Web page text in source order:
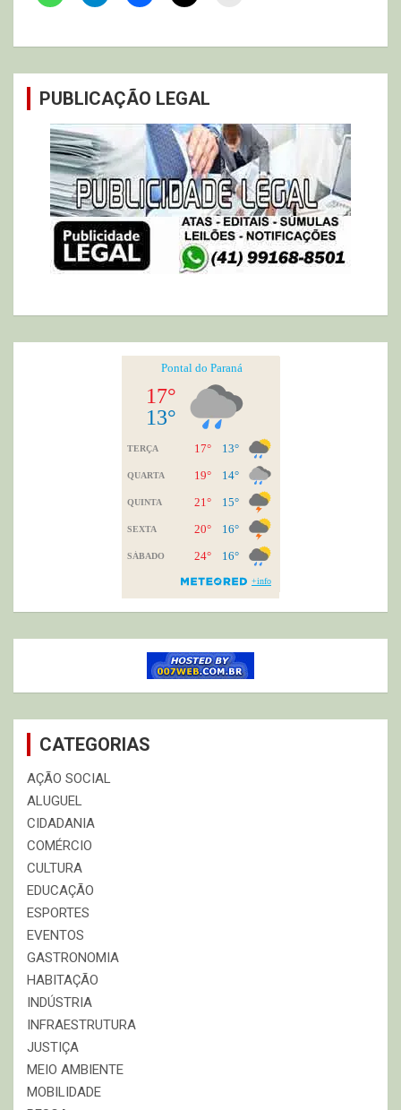
PUBLICAÇÃO LEGAL
CATEGORIAS
AÇÃO SOCIAL
ALUGUEL
CIDADANIA
COMÉRCIO
CULTURA
EDUCAÇÃO
ESPORTES
EVENTOS
GASTRONOMIA
HABITAÇÃO
INDÚSTRIA
INFRAESTRUTURA
JUSTIÇA
MEIO AMBIENTE
MOBILIDADE